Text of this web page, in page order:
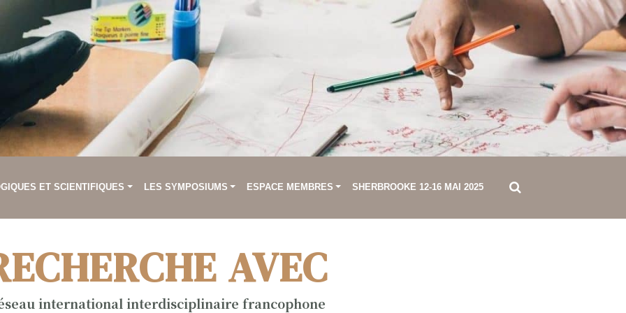
ET SCIENTIFIQUES LES SYMPOSIUMS ESPACE MEMBRES SHERBROOKE 12-16 MAI 2025
AVEC
international interdisciplinaire francophone